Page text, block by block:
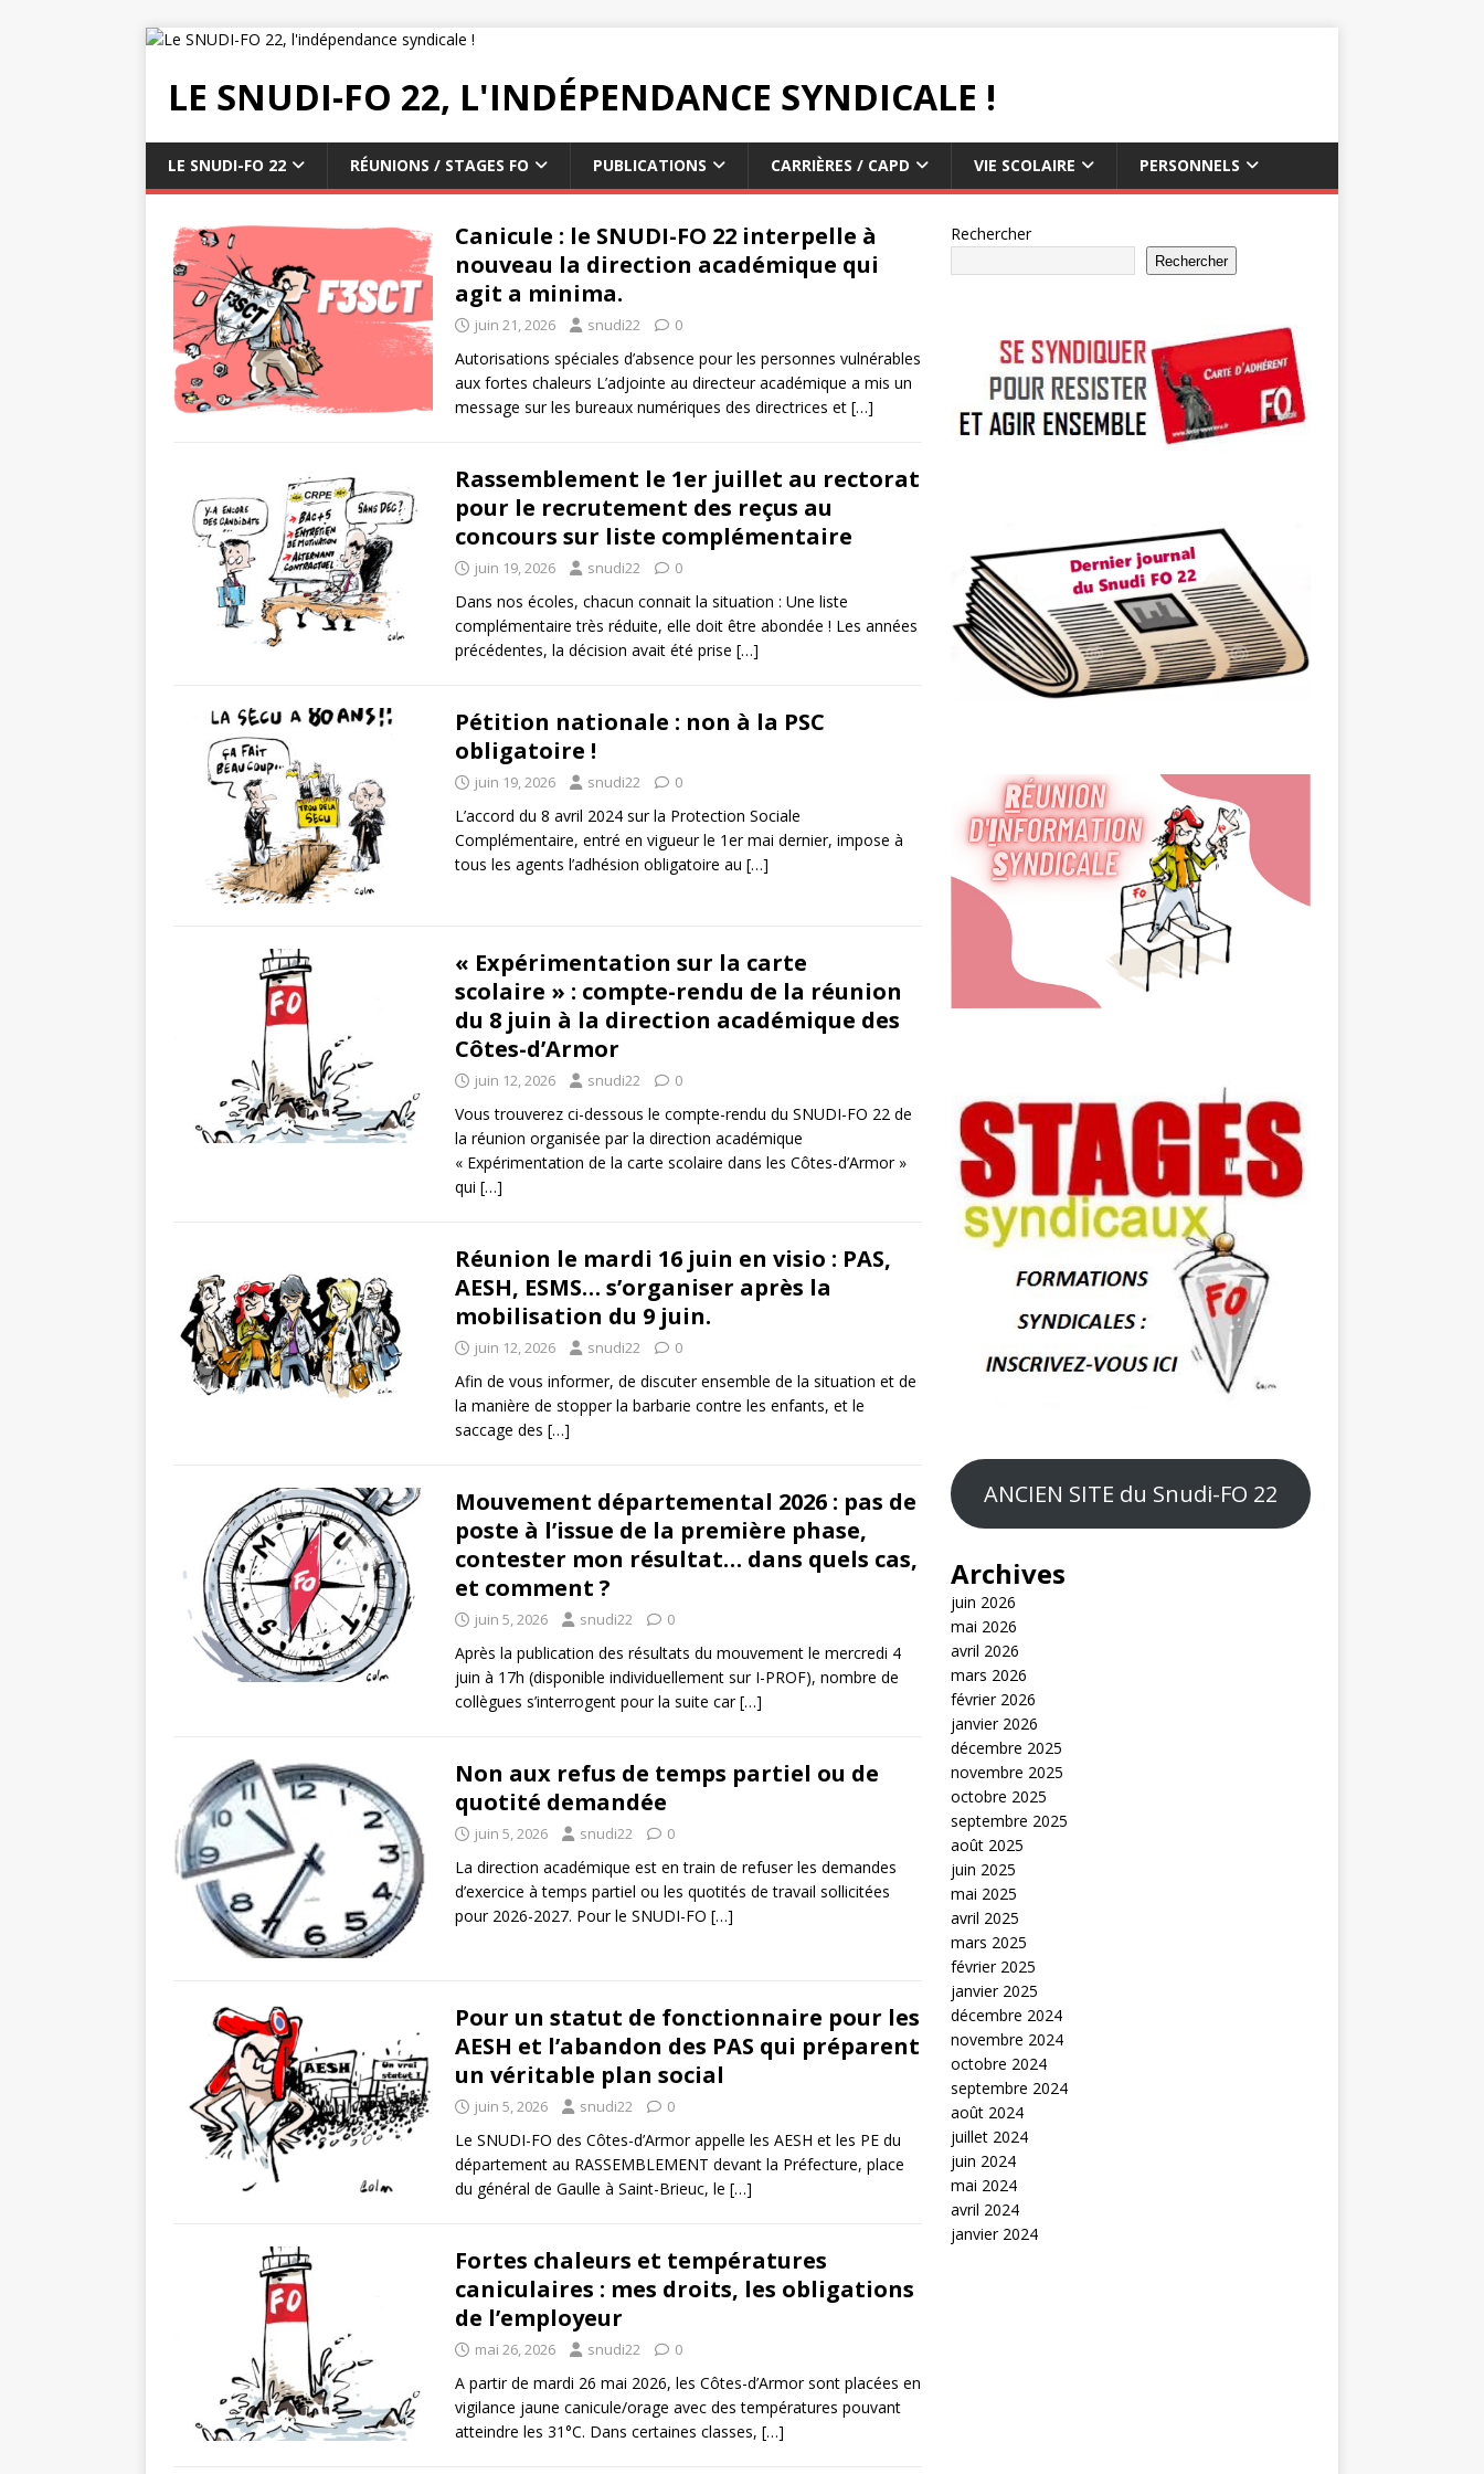
LE SNUDI-FO 22, L'INDÉPENDANCE SYNDICALE !
LE SNUDI-FO 22 RÉUNIONS / STAGES FO PUBLICATIONS CARRIÈRES / CAPD VIE SCOLAIRE PERSONNELS
Canicule : le SNUDI-FO 22 interpelle à
nouveau la direction académique qui
agit a minima.
juin 21, 2026 snudi22 0
Autorisations spéciales d’absence pour les personnes vulnérables
aux fortes chaleurs L’adjointe au directeur académique a mis un
message sur les bureaux numériques des directrices et […]
Rassemblement le 1er juillet au rectorat
pour le recrutement des reçus au
concours sur liste complémentaire
juin 19, 2026 snudi22 0
Dans nos écoles, chacun connait la situation : Une liste
complémentaire très réduite, elle doit être abondée ! Les années
précédentes, la décision avait été prise […]
Pétition nationale : non à la PSC
obligatoire !
juin 19, 2026 snudi22 0
L’accord du 8 avril 2024 sur la Protection Sociale
Complémentaire, entré en vigueur le 1er mai dernier, impose à
tous les agents l’adhésion obligatoire au […]
« Expérimentation sur la carte
scolaire » : compte-rendu de la réunion
du 8 juin à la direction académique des
Côtes-d’Armor
juin 12, 2026 snudi22 0
Vous trouverez ci-dessous le compte-rendu du SNUDI-FO 22 de
la réunion organisée par la direction académique
« Expérimentation de la carte scolaire dans les Côtes-d’Armor »
qui […]
Réunion le mardi 16 juin en visio : PAS,
AESH, ESMS… s’organiser après la
mobilisation du 9 juin.
juin 12, 2026 snudi22 0
Afin de vous informer, de discuter ensemble de la situation et de
la manière de stopper la barbarie contre les enfants, et le
saccage des […]
Mouvement départemental 2026 : pas de
poste à l’issue de la première phase,
contester mon résultat… dans quels cas,
et comment ?
juin 5, 2026 snudi22 0
Après la publication des résultats du mouvement le mercredi 4
juin à 17h (disponible individuellement sur I-PROF), nombre de
collègues s’interrogent pour la suite car[…]
Non aux refus de temps partiel ou de
quotité demandée
juin 5, 2026 snudi22 0
La direction académique est en train de refuser les demandes
d’exercice à temps partiel ou les quotités de travail sollicitées
pour 2026-2027. Pour le SNUDI-FO […]
Pour un statut de fonctionnaire pour les
AESH et l’abandon des PAS qui préparent
un véritable plan social
juin 5, 2026 snudi22 0
Le SNUDI-FO des Côtes-d’Armor appelle les AESH et les PE du
département au RASSEMBLEMENT devant la Préfecture, place
du général de Gaulle à Saint-Brieuc, le […]
Fortes chaleurs et températures
caniculaires : mes droits, les obligations
de l’employeur
mai 26, 2026 snudi22 0
A partir de mardi 26 mai 2026, les Côtes-d’Armor sont placées en
vigilance jaune canicule/orage avec des températures pouvant
atteindre les 31°C. Dans certaines classes, […]
Rechercher
Rechercher
ANCIEN SITE du Snudi-FO 22
Archives
juin 2026
mai 2026
avril 2026
mars 2026
février 2026
janvier 2026
décembre 2025
novembre 2025
octobre 2025
septembre 2025
août 2025
juin 2025
mai 2025
avril 2025
mars 2025
février 2025
janvier 2025
décembre 2024
novembre 2024
octobre 2024
septembre 2024
août 2024
juillet 2024
juin 2024
mai 2024
avril 2024
janvier 2024